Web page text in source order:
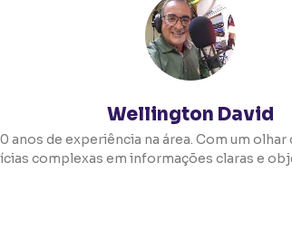
Wellington David
de experiência na área. Com um
complexas em informações claras e